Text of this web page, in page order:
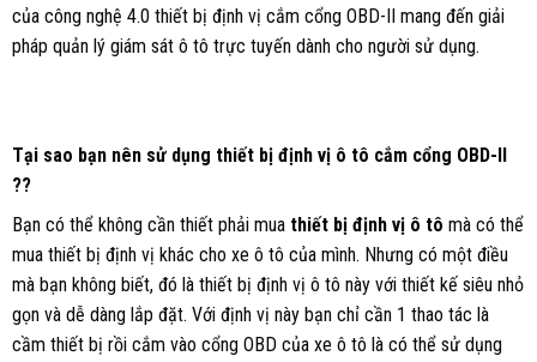
của công nghệ 4.0 thiết bị định vị cắm cổng OBD-II mang đến giải
pháp quản lý giám sát ô tô trực tuyến dành cho người sử dụng.
Tại sao bạn nên sử dụng thiết bị định vị ô tô cắm cổng OBD-II
??
Bạn có thể không cần thiết phải mua thiết bị định vị ô tô mà có thể
mua thiết bị định vị khác cho xe ô tô của mình. Nhưng có một điều
mà bạn không biết, đó là thiết bị định vị ô tô này với thiết kế siêu nhỏ
gọn và dễ dàng lắp đặt. Với định vị này bạn chỉ cần 1 thao tác là
cầm thiết bị rồi cắm vào cổng OBD của xe ô tô là có thể sử dụng